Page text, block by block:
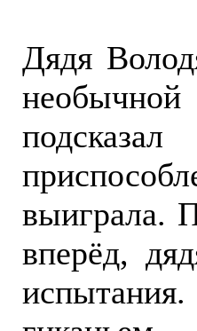
Дядя
выиграла.
вперёд,
испытания.